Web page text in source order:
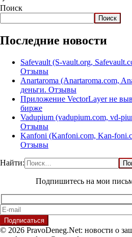
Поиск
Поиск
Последние новости
Safevault (S-vault.org,
Отзывы
Anartaroma (Anartaroma.com,
деньги. Отзывы
Приложение VectorLayer не
бирже
Vadupium (vadupium.com, vd-
Отзывы
Kanfoni (Kanfoni.com, Kan-
Отзывы
Найти:
Подпишитесь на мои
© 2026 PravoDeneg.Net: новости о